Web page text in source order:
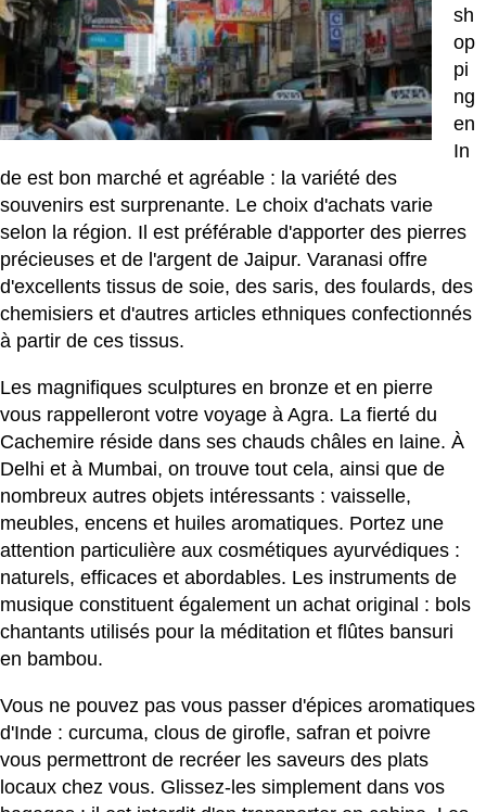
sh
op
pi
ng
en
In
de est bon marché et agréable : la variété des
souvenirs est surprenante. Le choix d'achats varie
selon la région. Il est préférable d'apporter des pierres
précieuses et de l'argent de Jaipur. Varanasi offre
d'excellents tissus de soie, des saris, des foulards, des
chemisiers et d'autres articles ethniques confectionnés
à partir de ces tissus.
Les magnifiques sculptures en bronze et en pierre
vous rappelleront votre voyage à Agra. La fierté du
Cachemire réside dans ses chauds châles en laine. À
Delhi et à Mumbai, on trouve tout cela, ainsi que de
nombreux autres objets intéressants : vaisselle,
meubles, encens et huiles aromatiques. Portez une
attention particulière aux cosmétiques ayurvédiques :
naturels, efficaces et abordables. Les instruments de
musique constituent également un achat original : bols
chantants utilisés pour la méditation et flûtes bansuri
en bambou.
Vous ne pouvez pas vous passer d'épices aromatiques
d'Inde : curcuma, clous de girofle, safran et poivre
vous permettront de recréer les saveurs des plats
locaux chez vous. Glissez-les simplement dans vos